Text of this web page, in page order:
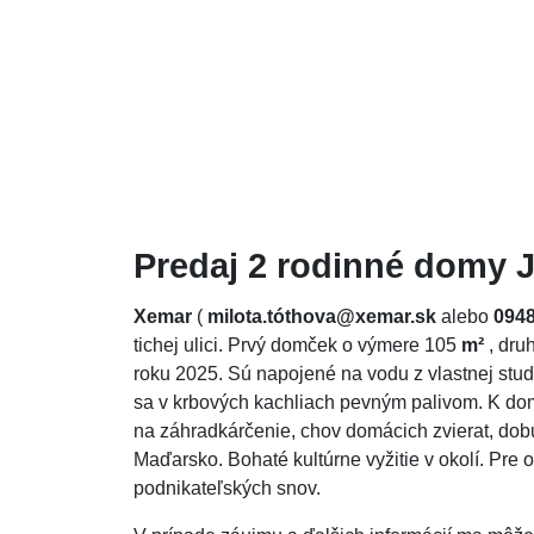
Predaj 2 rodinné domy
Xemar(milota.tóthova@xemar.skalebo
tichej ulici. Prvý domček o výmere 105 m²,
roku 2025. Sú napojené na vodu z vlastnej
sa v krbových kachliach pevným palivom. K
na záhradkárčenie, chov domácich zvierat,
Maďarsko. Bohaté kultúrne vyžitie v okolí. Pre
podnikateľských snov.